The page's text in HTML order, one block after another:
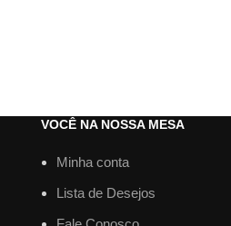
VOCÊ NA NOSSA MESA
Minha conta
Lista de Desejos